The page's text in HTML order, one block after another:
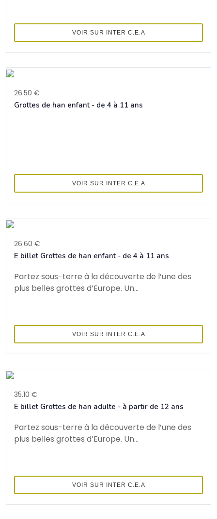
VOIR SUR INTER C.E.A
26.50 €
Grottes de han enfant - de 4 à 11 ans
VOIR SUR INTER C.E.A
26.60 €
E billet Grottes de han enfant - de 4 à 11 ans
Partez sous-terre à la découverte de l’une des
plus belles grottes d’Europe. Un...
VOIR SUR INTER C.E.A
35.10 €
E billet Grottes de han adulte - à partir de 12 ans
Partez sous-terre à la découverte de l’une des
plus belles grottes d’Europe. Un...
VOIR SUR INTER C.E.A